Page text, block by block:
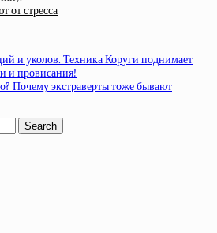
от стресса
и уколов. Техника Коруги поднимает
и провисания!
Почему экстраверты тоже бывают